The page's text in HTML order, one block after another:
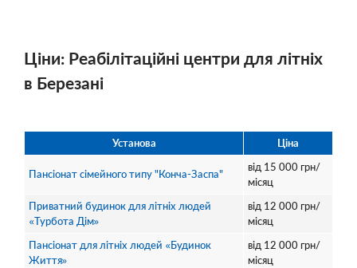
Ціни: Реабілітаційні центри для літніх
в Березані
Установа Ціна
Пансіонат сімейного типу "Конча-Заспа"
від 15 000грн/
місяц
Приватний будинок для літніх людей
«Турбота Дім»
від 12 000 грн/
місяц
Пансіонат для літніх людей «Будинок
Життя»
від 12 000грн/
місяц